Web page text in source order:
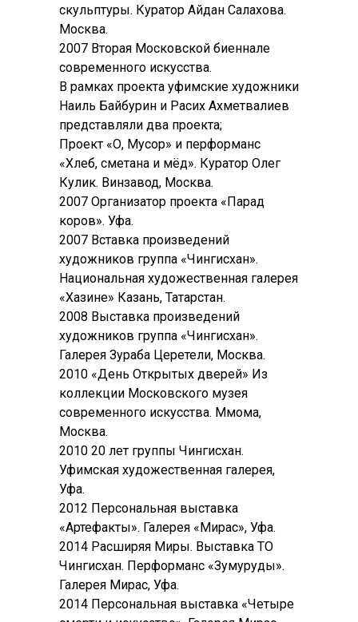
скульптуры. Куратор Айдан Салахова.
Москва.
2007 Вторая Московской биеннале
современного искусства.
В рамках проекта уфимские художники
Наиль Байбурин и Расих Ахметвалиев
представляли два проекта;
Проект «О, Мусор» и перформанс
«Хлеб, сметана и мёд». Куратор Олег
Кулик. Винзавод, Москва.
2007 Организатор проекта «Парад
коров». Уфа.
2007 Вставка произведений
художников группа «Чингисхан».
Национальная художественная галерея
«Хазине» Казань, Татарстан.
2008 Выставка произведений
художников группа «Чингисхан».
Галерея Зураба Церетели, Москва.
2010 «День Открытых дверей» Из
коллекции Московского музея
современного искусства. Ммома,
Москва.
2010 20 лет группы Чингисхан.
Уфимская художественная галерея,
Уфа.
2012 Персональная выставка
«Артефакты». Галерея «Мирас», Уфа.
2014 Расширяя Миры. Выставка ТО
Чингисхан. Перформанс «Зумуруды».
Галерея Мирас, Уфа.
2014 Персональная выставка «Четыре